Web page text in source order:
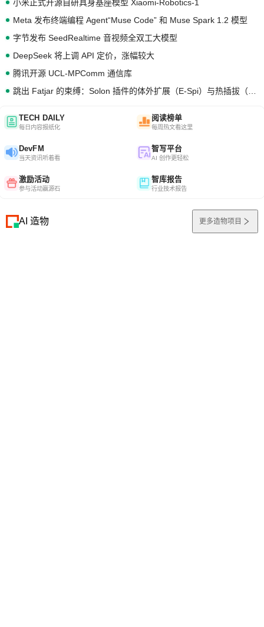
小米正式开源自研具身基座模型 Xiaomi-Robotics-1
Meta 发布终端编程 Agent“Muse Code” 和 Muse Spark 1.2 模型
字节发布 SeedRealtime 音视频全双工大模型
DeepSeek 将上调 API 定价，涨幅较大
腾讯开源 UCL-MPComm 通信库
TECH DAILY
每日内容报纸化
阅读榜单
每周热文看这里
DevFM
当天资讯听着看
智写平台
AI 创作更轻松
激励活动
参与活动赢源石
智库报告
行业技术报告
AI 造物 更多造物项目